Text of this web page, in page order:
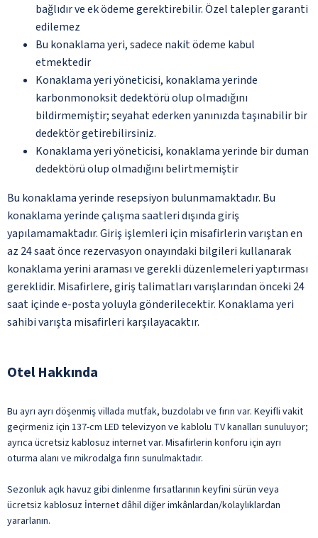
bağlıdır ve ek ödeme gerektirebilir. Özel talepler garanti
edilemez
Bu konaklama yeri, sadece nakit ödeme kabul
etmektedir
Konaklama yeri yöneticisi, konaklama yerinde
karbonmonoksit dedektörü olup olmadığını
bildirmemiştir; seyahat ederken yanınızda taşınabilir bir
dedektör getirebilirsiniz.
Konaklama yeri yöneticisi, konaklama yerinde bir duman
dedektörü olup olmadığını belirtmemiştir
Bu konaklama yerinde resepsiyon bulunmamaktadır. Bu
konaklama yerinde çalışma saatleri dışında giriş
yapılamamaktadır. Giriş işlemleri için misafirlerin varıştan en
az 24 saat önce rezervasyon onayındaki bilgileri kullanarak
konaklama yerini araması ve gerekli düzenlemeleri yaptırması
gereklidir. Misafirlere, giriş talimatları varışlarından önceki 24
saat içinde e-posta yoluyla gönderilecektir. Konaklama yeri
sahibi varışta misafirleri karşılayacaktır.
Otel Hakkında
Bu ayrı ayrı döşenmiş villada mutfak, buzdolabı ve fırın var. Keyifli vakit
geçirmeniz için 137-cm LED televizyon ve kablolu TV kanalları sunuluyor;
ayrıca ücretsiz kablosuz internet var. Misafirlerin konforu için ayrı
oturma alanı ve mikrodalga fırın sunulmaktadır.
Sezonluk açık havuz gibi dinlenme fırsatlarının keyfini sürün veya
ücretsiz kablosuz İnternet dâhil diğer imkânlardan/kolaylıklardan
yararlanın.